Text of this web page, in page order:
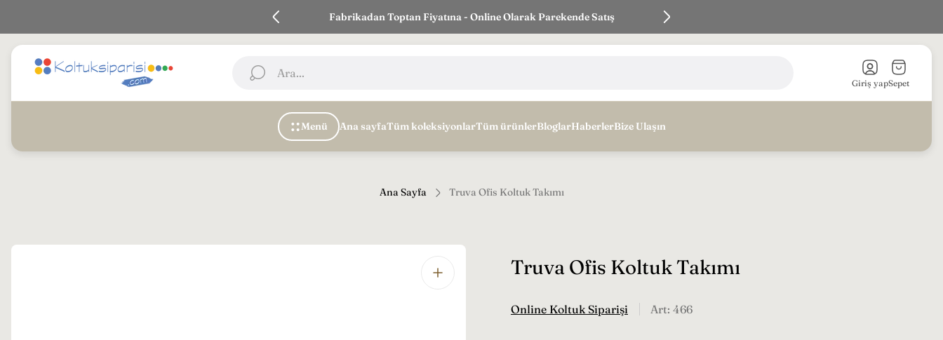
Fabrikadan Toptan Fiyatına - Online Olarak Parekende Satış
Mağaza
logosu"
Ara...
Giriş yap
Sepet
Sepet
Menü Ana sayfaTüm koleksiyonlarTüm ürünlerBloglarHaberlerBize Ulaşın
Ana Sayfa Truva Ofis Koltuk Takımı
Truva Ofis Koltuk Takımı
Online Koltuk Siparişi Art: 466